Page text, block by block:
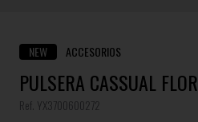
NEW ACCESORIOS
PULSERA CASSUAL FLOR
Ref. YX3700600272